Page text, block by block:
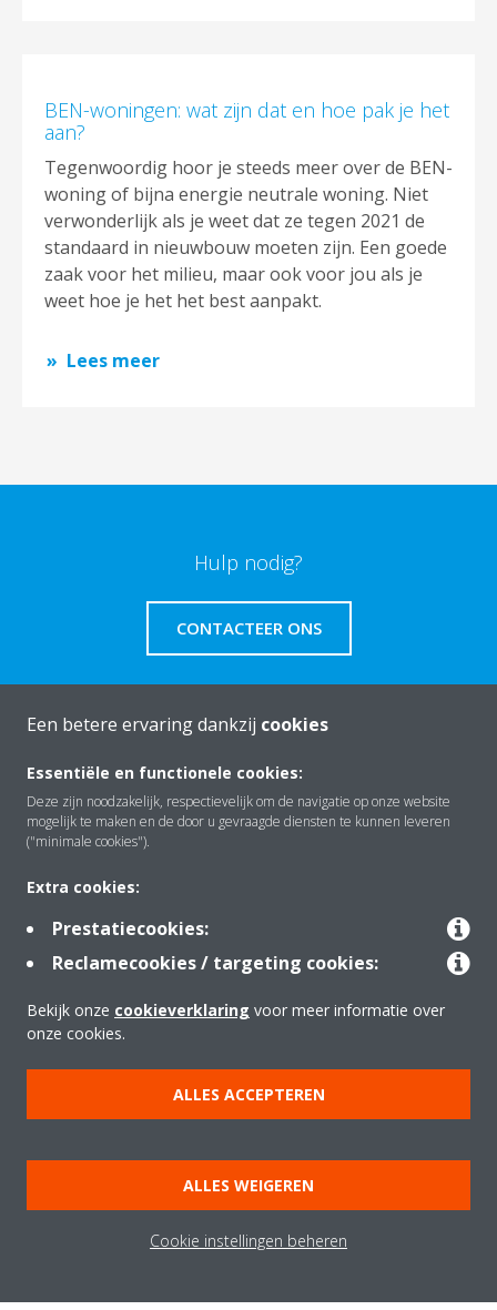
BEN-woningen: wat zijn dat en hoe pak je het
aan?
Tegenwoordig hoor je steeds meer over de BEN-
woning of bijna energie neutrale woning. Niet
verwonderlijk als je weet dat ze tegen 2021 de
standaard in nieuwbouw moeten zijn. Een goede
zaak voor het milieu, maar ook voor jou als je
weet hoe je het het best aanpakt.
Lees meer
Hulp nodig?
CONTACTEER ONS
Over Daikin
Oplossingen
Contact
Tools
Copyright © Daikin
Beleid inzake Gegevensbescherming
Bedrijfsethiek
Een betere ervaring dankzij cookies
Essentiële en functionele cookies:
Deze zijn noodzakelijk, respectievelijk om de navigatie op onze website
mogelijk te maken en de door u gevraagde diensten te kunnen leveren
("minimale cookies").
Extra cookies:
Prestatiecookies:
Reclamecookies / targeting cookies:
Bekijk onze cookieverklaring voor meer informatie over
onze cookies.
ALLES ACCEPTEREN
ALLES WEIGEREN
Cookie instellingen beheren